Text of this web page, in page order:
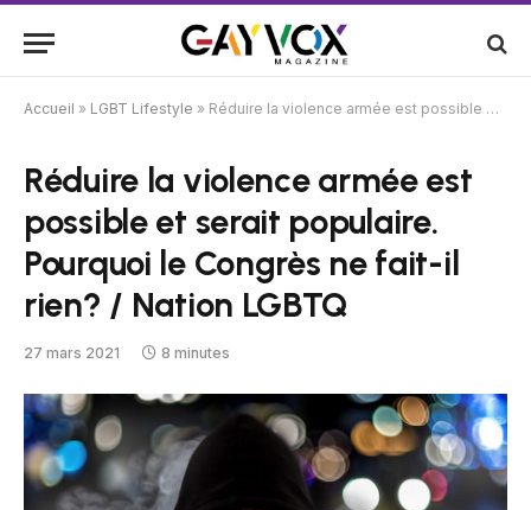
Accueil » LGBT Lifestyle » Réduire la violence armée est possible et serait populaire. Pourquoi le Congrès ne fait-il rien? / Nation LGBTQ
Réduire la violence armée est
possible et serait populaire.
Pourquoi le Congrès ne fait-il
rien? / Nation LGBTQ
27 mars 2021 8 minutes